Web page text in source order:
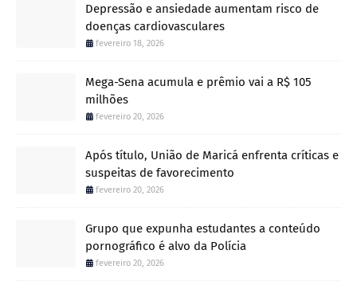
Depressão e ansiedade aumentam risco de
doenças cardiovasculares
fevereiro 18, 2026
Mega-Sena acumula e prêmio vai a R$ 105
milhões
fevereiro 20, 2026
Após título, União de Maricá enfrenta críticas e
suspeitas de favorecimento
fevereiro 20, 2026
Grupo que expunha estudantes a conteúdo
pornográfico é alvo da Polícia
fevereiro 20, 2026